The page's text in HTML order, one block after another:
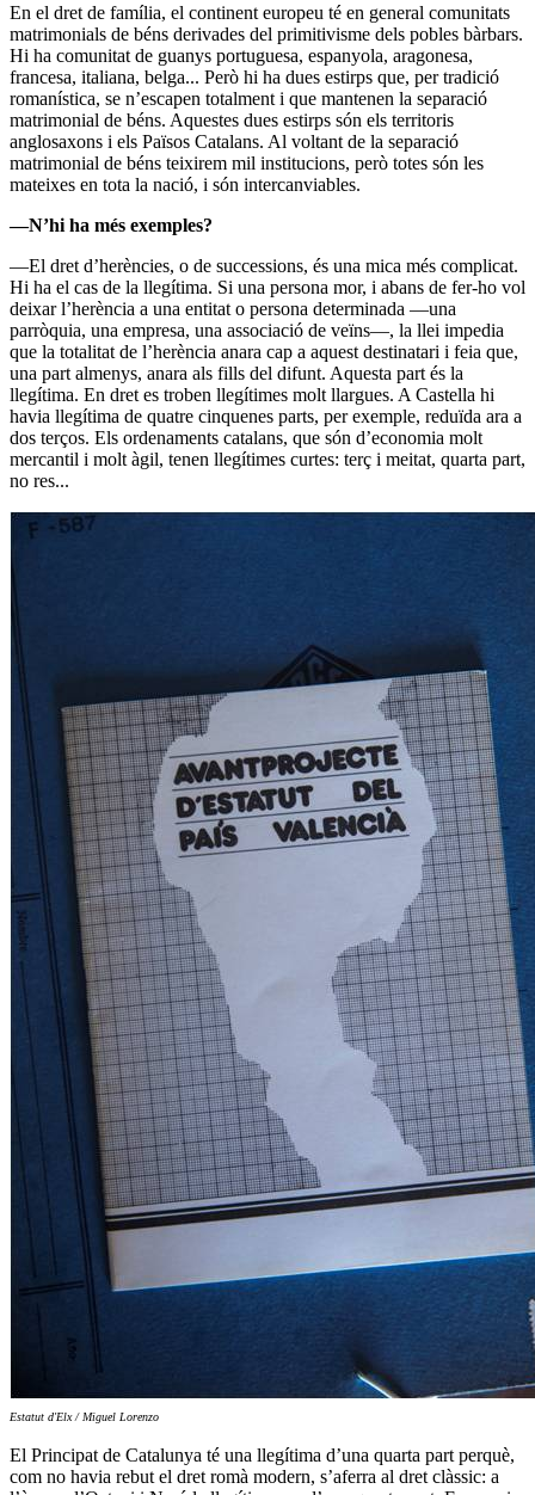
En el dret de família, el continent europeu té en general comunitats
matrimonials de béns derivades del primitivisme dels pobles bàrbars.
Hi ha comunitat de guanys portuguesa, espanyola, aragonesa,
francesa, italiana, belga... Però hi ha dues estirps que, per tradició
romanística, se n’escapen totalment i que mantenen la separació
matrimonial de béns. Aquestes dues estirps són els territoris
anglosaxons i els Països Catalans. Al voltant de la separació
matrimonial de béns teixirem mil institucions, però totes són les
mateixes en tota la nació, i són intercanviables.
—N’hi ha més exemples?
—El dret d’herències, o de successions, és una mica més complicat.
Hi ha el cas de la llegítima. Si una persona mor, i abans de fer-ho vol
deixar l’herència a una entitat o persona determinada —una
parròquia, una empresa, una associació de veïns—, la llei impedia
que la totalitat de l’herència anara cap a aquest destinatari i feia que,
una part almenys, anara als fills del difunt. Aquesta part és la
llegítima. En dret es troben llegítimes molt llargues. A Castella hi
havia llegítima de quatre cinquenes parts, per exemple, reduïda ara a
dos terços. Els ordenaments catalans, que són d’economia molt
mercantil i molt àgil, tenen llegítimes curtes: terç i meitat, quarta part,
no res...
Estatut d'Elx / Miguel Lorenzo
El Principat de Catalunya té una llegítima d’una quarta part perquè,
com no havia rebut el dret romà modern, s’aferra al dret clàssic: a